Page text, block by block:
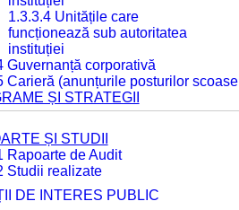
1.3.3.4 Unitățile care
funcționează sub autoritatea
instituției
Guvernanță corporativă
Carieră (anunțurile posturilor
ȘI STRATEGII
ȘI STUDII
Rapoarte de Audit
Studii realizate
DE INTERES PUBLIC